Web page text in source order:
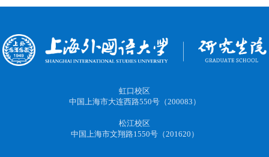
虹口校区
中国上海市大连西路550号（200083）
松江校区
中国上海市文翔路1550号（201620）